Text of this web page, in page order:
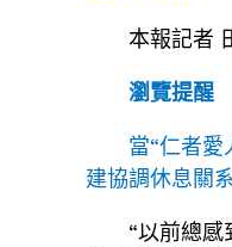
本報記者
瀏覽提醒
當“仁者
建協調休息關
“以前總